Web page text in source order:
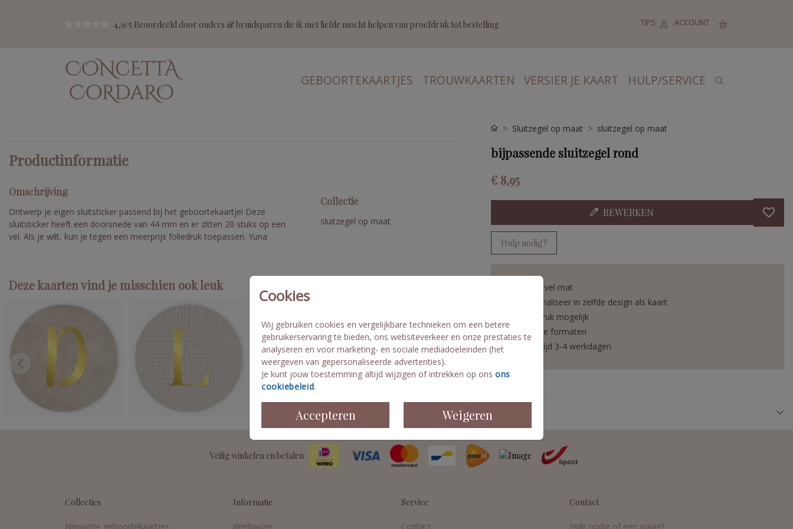
4,9/5 Beoordeeld door ouders & bruidsparen die ik met liefde mocht helpen van proefdruk tot bestelling TIPS ACCOUNT
GEBOORTEKAARTJES TROUWKAARTEN VERSIER JE KAART HULP/SERVICE
Cookies
Wij gebruiken cookies en vergelijkbare technieken om een betere
gebruikerservaring te bieden, ons websiteverkeer en onze prestaties te
analyseren en voor marketing- en sociale mediadoeleinden (het
weergeven van gepersonaliseerde advertenties).
Je kunt jouw toestemming altijd wijzigen of intrekken op ons ons
cookiebeleid.
Accepteren Weigeren
Productinformatie
Omschrijving
Ontwerp je eigen sluitsticker passend bij het geboortekaartje! Deze
sluitsticker heeft een doorsnede van 44 mm en er zitten 20 stuks op een
vel. Als je wilt, kun je tegen een meerprijs foliedruk toepassen. Yuna
Collectie
sluitzegel op maat
Deze kaarten vind je misschien ook leuk
Sluitzegel op maat sluitzegel op maat
bijpassende sluitzegel rond
€ 8,95
BEWERKEN
Hulp nodig?
Stickervel mat
Personaliseer in zelfde design als kaart
Foliedruk mogelijk
Diverse formaten
Levertijd 3-4 werkdagen
Prijzen
Veilig winkelen en betalen
Collecties
Nieuwste geboortekaartjes
Informatie
Werkwijze
Service
Contact
Contact
Hulp nodig of een vraag?